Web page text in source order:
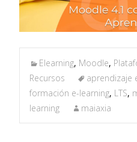
Elearning, Moodle,
Recursos
aprendizaje
formación e-learning, LTS,
learning
maiaxia